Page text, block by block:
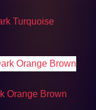
Turquoise
Orange Brown